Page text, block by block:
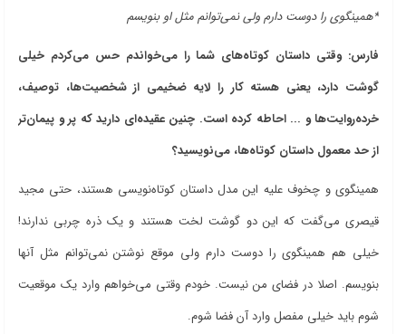
*همینگوی را دوست دارم ولی نمی‌توانم مثل او بنویسم
فارس: وقتی داستان کوتاه‌های شما را می‌خواندم حس می‌کردم خیلی
گوشت دارد، یعنی هسته کار را لایه ضخیمی از شخصیت‌ها، توصیف،
خرده‌روایت‌ها و ... احاطه کرده است. چنین عقیده‌ای دارید که پر و پیمان‌تر
از حد معمول داستان کوتاه‌ها، می‌نویسید؟
همینگوی و چخوف علیه این مدل داستان کوتاه‌نویسی هستند، حتی مجید
قیصری می‌گفت که این دو گوشت لخت هستند و یک ذره چربی ندارند!
خیلی هم همینگوی را دوست دارم ولی موقع نوشتن نمی‌توانم مثل آنها
بنویسم. اصلا در فضای من نیست. خودم وقتی می‌خواهم وارد یک موقعیت
شوم باید خیلی مفصل وارد آن فضا شوم.